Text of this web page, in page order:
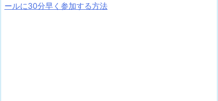
ールに30分早く参加する方法